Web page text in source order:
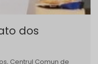
dos
Centrul Comun de